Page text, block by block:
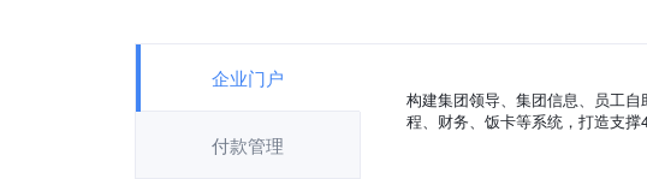
企业门户
付款管理
构建集团领导、集团信息、员工
程、财务、饭卡等系统，打造支撑